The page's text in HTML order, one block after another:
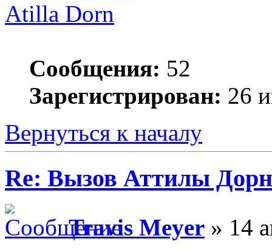
Atilla Dorn
Сообщения: 52
Зарегистрирован: 26
Вернуться к началу
Re: Вызов Аттилы
Travis Meyer » 14